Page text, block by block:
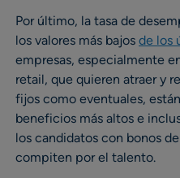
Por último, la tasa de
los valores más bajos de los
empresas, especialmente
retail, que quieren atraer y
fijos como eventuales,
beneficios más altos e
los candidatos con bonos
compiten por el talento.